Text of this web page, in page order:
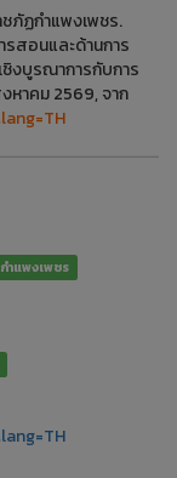
ภัฏกำแพงเพชร.
รสอนและด้านการ
ชิงบูรณาการกับการ
หาคม 2569, จาก
ำแพงเพชร